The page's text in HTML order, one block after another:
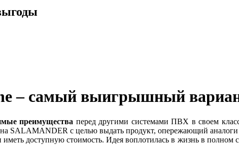
– самый выигрышный
преимущества перед другими системами ПВХ в своем
SALAMANDER с целью выдать продукт, опережающий
доступную стоимость. Идея воплотилась в жизнь в полном